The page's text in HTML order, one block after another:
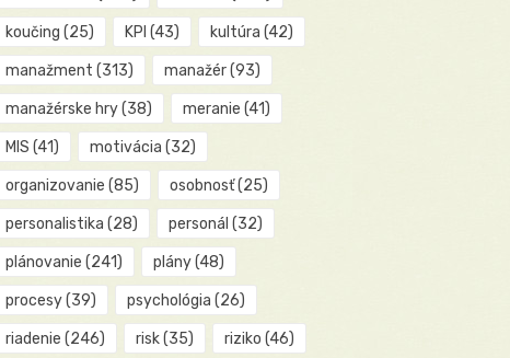
koučing (25) KPI (43) kultúra (42)
manažment (313) manažér(93)
manažérske hry(38) meranie (41)
MIS (41) motivácia (32)
organizovanie (85) osobnosť(25)
personalistika (28) personál (32)
plánovanie (241) plány(48)
procesy(39) psychológia (26)
riadenie (246) risk(35) riziko (46)